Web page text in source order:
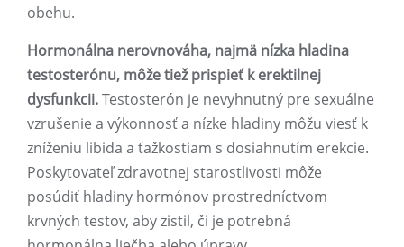
obehu.
Hormonálna nerovnováha, najmä nízka hladina
testosterónu, môže tiež prispieť k erektilnej
dysfunkcii.Testosterón je nevyhnutný pre sexuálne
vzrušenie a výkonnosť a nízke hladiny môžu viesť k
zníženiu libida a ťažkostiam s dosiahnutím erekcie.
Poskytovateľ zdravotnej starostlivosti môže
posúdiť hladiny hormónov prostredníctvom
krvných testov, aby zistil, či je potrebná